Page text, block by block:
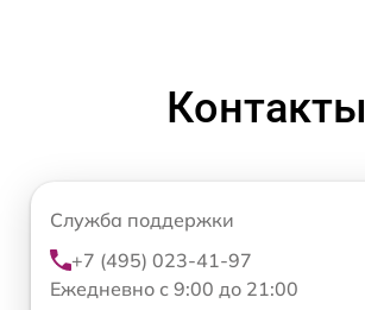
Контакты
Служба поддержки
+7 (495) 023-41-97
Ежедневно с 9:00 до 21:00